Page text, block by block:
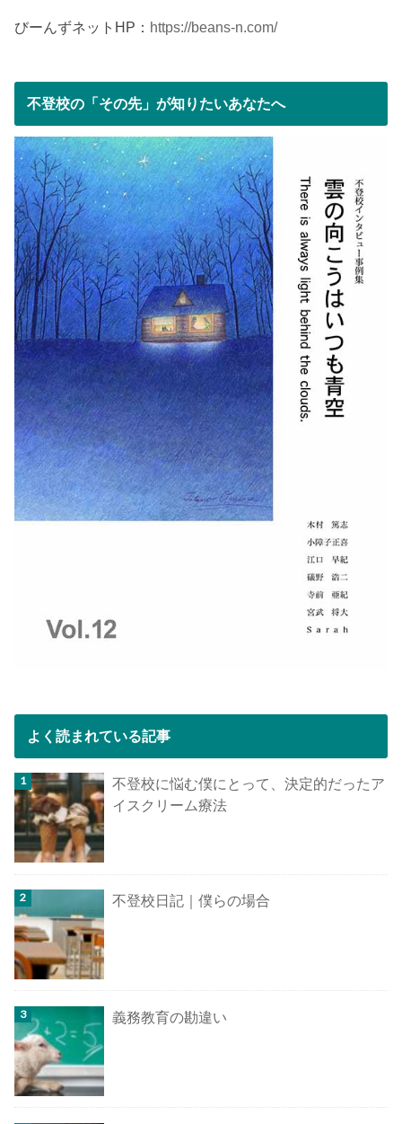
びーんずネットHP： https://beans-n.com/
不登校の「その先」が知りたいあなたへ
よく読まれている記事
不登校に悩む僕にとって、決定的だったア
イスクリーム療法
不登校日記｜僕らの場合
義務教育の勘違い